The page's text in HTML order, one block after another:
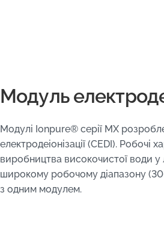
Модуль
Модулі Ionpure® серії MX
електродеіонізації (CEDI). Робочі
виробництва високочистої води
широкому робочому діапазону
з одним модулем.